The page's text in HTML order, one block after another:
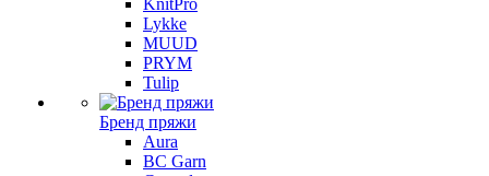
KnitPro
Lykke
MUUD
PRYM
Tulip
Бренд пряжи
Aura
BC Garn